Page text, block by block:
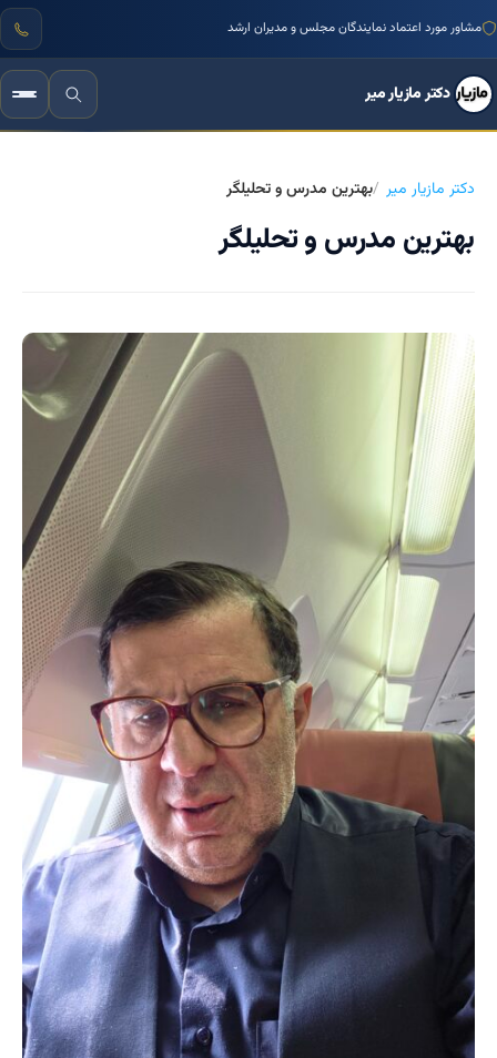
مشاور مورد اعتماد نمایندگان مجلس و مدیران ارشد
دکتر مازیار میر
دکتر مازیار میر بهترین مدرس و تحلیلگر
بهترین مدرس و تحلیلگر